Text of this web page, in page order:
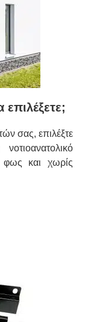
σας, επιλέξτε
φως και χωρίς